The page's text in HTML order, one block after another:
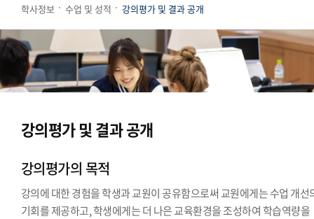
학사정보 수업 및 성적 강의평가 및 결과 공개
강의평가 및 결과 공개
강의평가의 목적
강의에 대한 경험을 학생과 교원이 공유함으로써 교원에게는 수업 개선
기회를 제공하고, 학생에게는 더 나은 교육환경을 조성하여 학습역량을